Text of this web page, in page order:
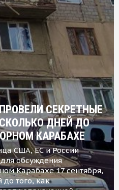
СЕКРЕТНЫЕ
ДНЕЙ ДО
КАРАБАХЕ
США, ЕС и России
обсуждения
Карабахе 17 сентября,
до того, как